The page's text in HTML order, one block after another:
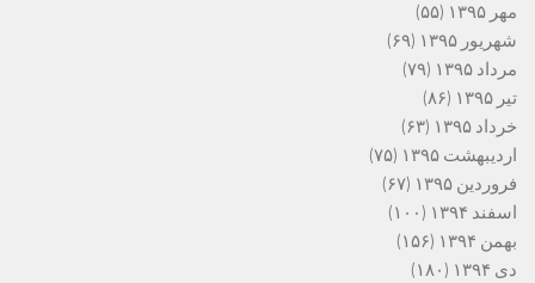
مهر ۱۳۹۵
(۵۵)
شهریور ۱۳۹۵
(۶۹)
مرداد ۱۳۹۵
(۷۹)
تیر ۱۳۹۵
(۸۶)
خرداد ۱۳۹۵
(۶۳)
اردیبهشت ۱۳۹۵
(۷۵)
فروردین ۱۳۹۵
(۶۷)
اسفند ۱۳۹۴
(۱۰۰)
بهمن ۱۳۹۴
(۱۵۶)
دی ۱۳۹۴
(۱۸۰)